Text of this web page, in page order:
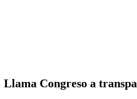
Llama Congreso a